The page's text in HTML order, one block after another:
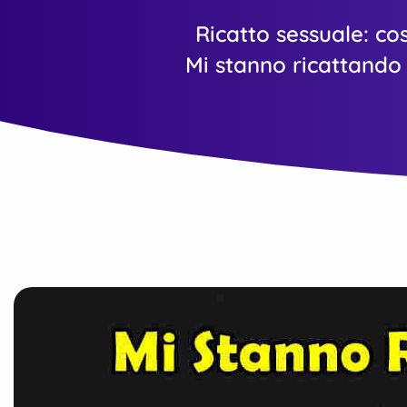
Ricatto sessuale:
Mi stanno ricattando